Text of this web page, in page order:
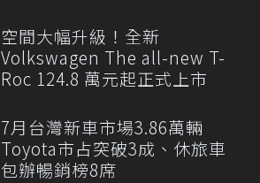
空間大幅升級！全新
Volkswagen The all-new T-
Roc 124.8 萬元起正式上市
7月台灣新車市場3.86萬輛
Toyota市占突破3成、休旅車
包辦暢銷榜8席